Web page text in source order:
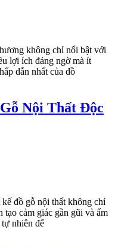
không chỉ nổi bật với
lợi ích đáng ngờ mà ít
dẫn nhất của đồ
Nội Thất Độc
đồ gỗ nội thất không chỉ
tạo cảm giác gần gũi và ấm
nhiên để